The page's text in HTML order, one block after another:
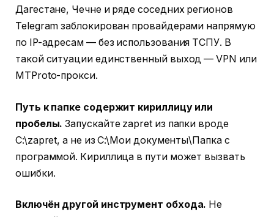
Дагестане, Чечне и ряде соседних регионов
Telegram заблокирован провайдерами напрямую
по IP-адресам — без использования ТСПУ. В
такой ситуации единственный выход — VPN или
MTProto-прокси.
Путь к папке содержит кириллицу или
пробелы. Запускайте zapret из папки вроде
C:\zapret, а не из C:\Мои документы\Папка с
программой. Кириллица в пути может вызвать
ошибки.
Включён другой инструмент обхода. Не